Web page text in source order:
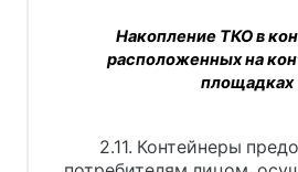
Накопление ТКО в
расположенных на
площадках
2.11. Контейнеры